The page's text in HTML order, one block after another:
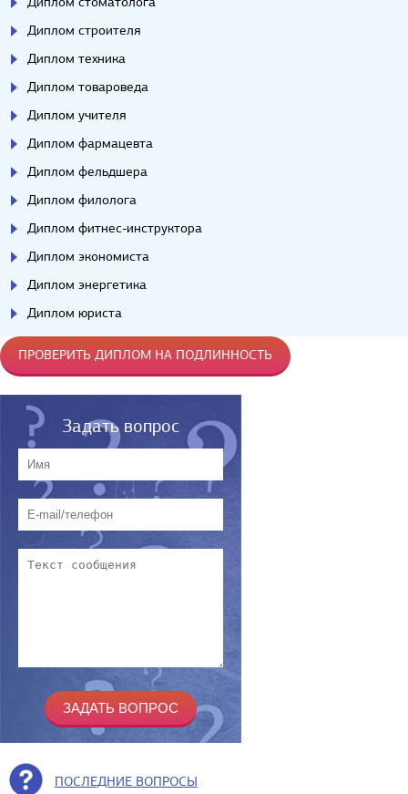
Диплом строителя
Диплом техника
Диплом товароведа
Диплом учителя
Диплом фармацевта
Диплом фельдшера
Диплом филолога
Диплом фитнес-инструктора
Диплом экономиста
Диплом энергетика
Диплом юриста
ПРОВЕРИТЬ ДИПЛОМ НА ПОДЛИННОСТЬ
Задать вопрос
ПОСЛЕДНИЕ ВОПРОСЫ